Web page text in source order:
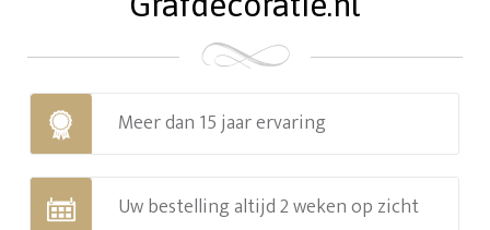
Meer dan 15 jaar ervaring
Uw bestelling altijd 2 weken op zicht